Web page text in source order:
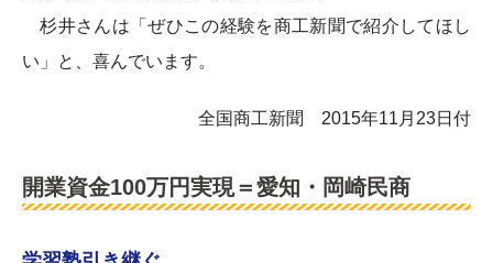
杉井さんは「ぜひこの経験を商工新聞で紹介してほし
い」と、喜んでいます。
全国商工新聞 2015年11月23日付
開業資金100万円実現＝愛知・岡崎民商